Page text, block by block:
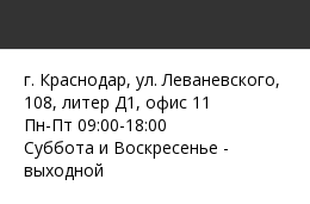
г. Краснодар, ул. Леваневского,
108, литер Д1, офис 11
Пн-Пт 09:00-18:00
Суббота и Воскресенье -
выходной